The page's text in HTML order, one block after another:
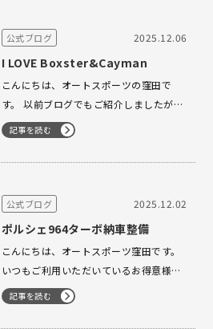
お乗りいただいてきたお車で、いまでも
公式ブログ 2025.12.06
I LOVE Boxster&Cayman
こんにちは、オートスポーツの窪田で
す。 以前ブログでもご紹介しましたが、
ポルシェ専門誌『911DAYS』VOL.102 が
発売されました。今回の号はボクスター
／ケイマン特集となっており、弊社から
けています。 空冷モデルから水冷モデ
記事を読む
公式ブログ 2025.12.02
ポルシェ964ターボ納車整備
こんにちは、オートスポーツ窪田です。
いつもご利用いただいているお得意様よ
り、この度 ポルシェ 964 ターボ をご購
入いただきました。今回の整備・点検は
記事を読む